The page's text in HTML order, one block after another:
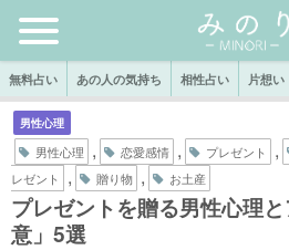
無料占い あの人の気持ち 相性占い 片想い
男性心理
男性心理 , 恋愛感情 , プレゼント ,
レゼント
, 贈り物 , お土産
プレゼントを贈る男性心理
意」5選